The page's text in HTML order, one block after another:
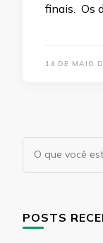
finais. Os
14 DE MAIO
Procurando
algo?
POSTS